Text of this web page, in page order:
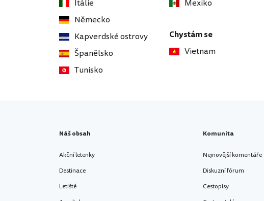
Itálie
Německo
Kapverdské ostrovy
Španělsko
Tunisko
Mexiko
Chystám se
Vietnam
Náš obsah
Akční letenky
Destinace
Letiště
Komunita
Nejnovější komentáře
Diskuzní fórum
Cestopisy